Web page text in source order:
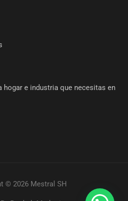
e industria que necesitas en
© 2026 Mestral SH